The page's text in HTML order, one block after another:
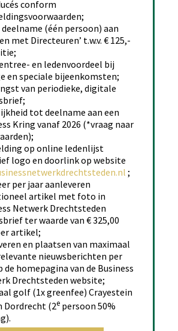
conform
(één persoon) aan
met Directeuren’ t.w.v. € 125,-
en ledenvoordeel bij
en speciale bijeenkomsten;
van periodieke, digitale
tot deelname aan een
Kring vanaf 2026 (*vraag naar
op online ledenlijst
logo en doorlink op website
;
per jaar aanleveren
artikel met foto in
Netwerk Drechtsteden
ter waarde van € 325,00
artikel;
en plaatsen van maximaal
nieuwsberichten per
de homepagina van de Business
Drechtsteden website;
golf (1x greenfee) Crayestein
Dordrecht (2epersoon 50%